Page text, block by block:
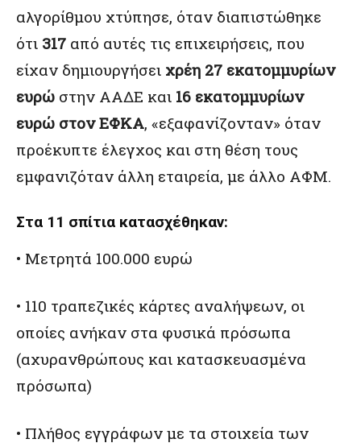
αλγορίθμου χτύπησε, όταν διαπιστώθηκε
ότι 317 από αυτές τις επιχειρήσεις, που
είχαν δημιουργήσει χρέη 27 εκατομμυρίων
ευρώ στην ΑΑΔΕ και 16 εκατομμυρίων
ευρώ στον ΕΦΚΑ, «εξαφανίζονταν» όταν
προέκυπτε έλεγχος και στη θέση τους
εμφανιζόταν άλλη εταιρεία, με άλλο ΑΦΜ.
Στα 11 σπίτια κατασχέθηκαν:
• Μετρητά 100.000 ευρώ
• 110 τραπεζικές κάρτες αναλήψεων, οι
οποίες ανήκαν στα φυσικά πρόσωπα
(αχυρανθρώπους και κατασκευασμένα
πρόσωπα)
• Πλήθος εγγράφων με τα στοιχεία των